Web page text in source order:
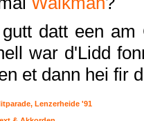
datt een am
war d'Lidd
et dann hei fir
Lenzerheide '91